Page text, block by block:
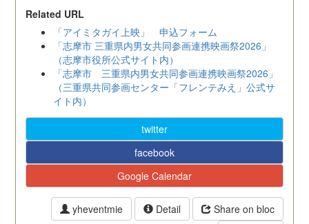
Related URL
「アイミタガイ上映」 申込フォーム
「志摩市 三重県内男女共同参画連携映画祭2026」
（志摩市役所公式サイト内）
「志摩市 三重県内男女共同参画連携映画祭2026」
（三重県共同参画センター「フレンテみえ」公式サ
イト内）
twitter
facebook
Google Calendar
yheventmie Detail
Share on bloc